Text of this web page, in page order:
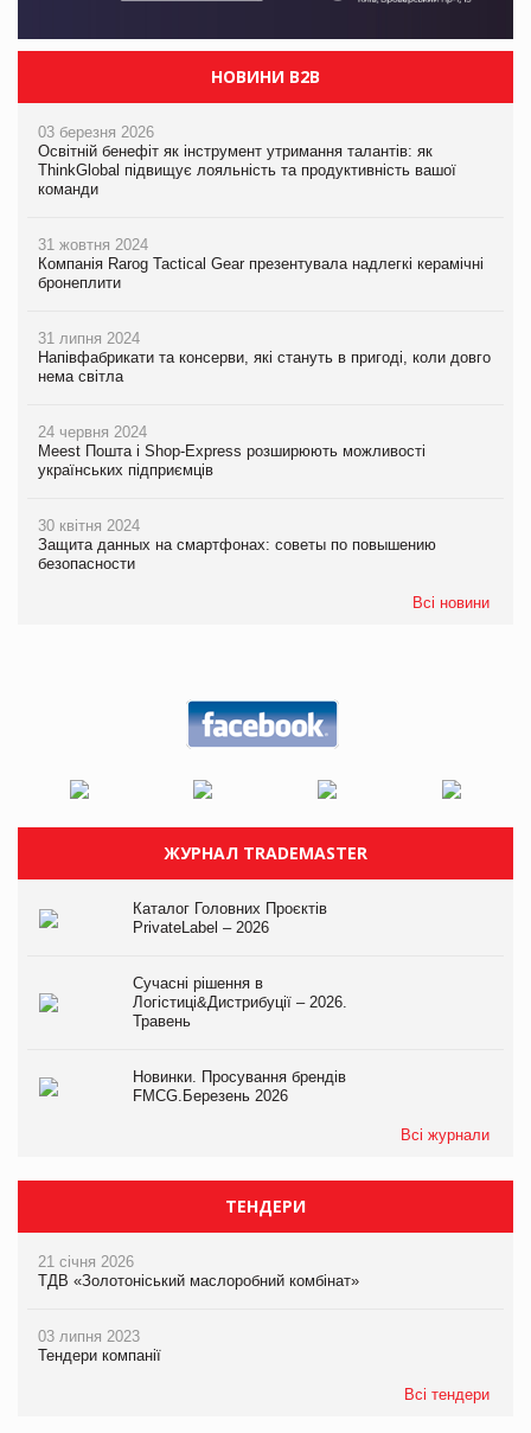
НОВИНИ B2B
03 березня 2026
Освітній бенефіт як інструмент утримання талантів: як
ThinkGlobal підвищує лояльність та продуктивність вашої
команди
31 жовтня 2024
Компанія Rarog Tactical Gear презентувала надлегкі керамічні
бронеплити
31 липня 2024
Напівфабрикати та консерви, які стануть в пригоді, коли довго
нема світла
24 червня 2024
Meest Пошта і Shop-Express розширюють можливості
українських підприємців
30 квітня 2024
Защита данных на смартфонах: советы по повышению
безопасности
Всі новини
ЖУРНАЛ TRADEMASTER
Каталог Головних Проєктів
PrivateLabel – 2026
Сучасні рішення в
Логістиці&Дистрибуції – 2026.
Травень
Новинки. Просування брендів
FMCG.Березень 2026
Всі журнали
ТЕНДЕРИ
21 січня 2026
ТДВ «Золотоніський маслоробний комбінат»
03 липня 2023
Тендери компанії
Всі тендери